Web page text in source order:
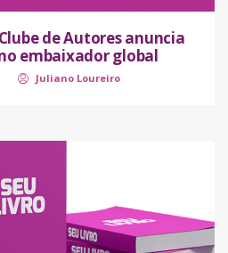
de Autores anuncia
embaixador global
Juliano Loureiro